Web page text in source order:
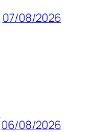
07/08/2026
06/08/2026